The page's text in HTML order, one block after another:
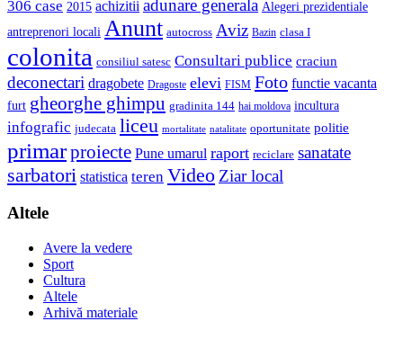
306 case 2015 achizitii adunare generala Alegeri prezidentiale
antreprenori locali Anunt autocross Aviz Bazin clasa I
colonita consiliul satesc Consultari publice craciun
deconectari dragobete Dragoste elevi FISM Foto functie vacanta
furt gheorghe ghimpu gradinita 144 hai moldova incultura
infografic judecata liceu mortalitate natalitate oportunitate politie
primarproiecte Pune umarul raport reciclare sanatate
sarbatori statistica teren Video Ziar local
Altele
Avere la vedere
Sport
Cultura
Altele
Arhivă materiale